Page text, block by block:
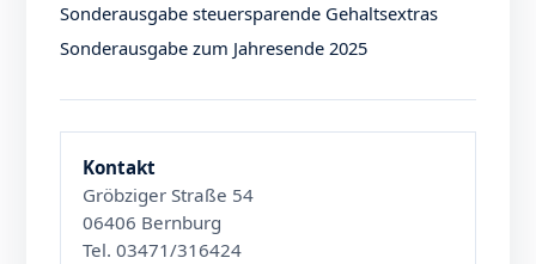
Sonderausgabe steuersparende Gehaltsextras
Sonderausgabe zum Jahresende 2025
Kontakt
Gröbziger Straße 54
06406 Bernburg
Tel. 03471/316424